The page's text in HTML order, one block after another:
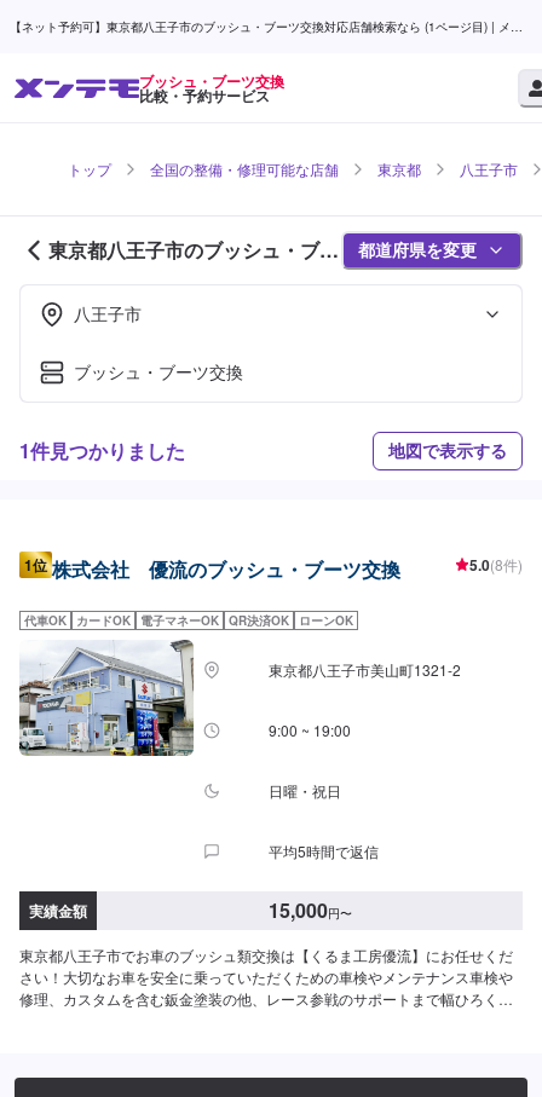
【ネット予約可】東京都八王子市のブッシュ・ブーツ交換対応店舗検索なら (1ページ目) | メン
ブッシュ・ブーツ交換
比較・予約サービス
トップ 全国の整備・修理可能な店舗 東京都 八王子市
東京都八王子市のブッシュ・ブー
ツ交換対応店舗紹介 (1ページ目)
都道府県を変更
八王子市
ブッシュ・ブーツ交換
1件見つかりました 地図で表示する
1位 株式会社 優流のブッシュ・ブーツ交換 5.0(8件)
代車OK カードOK 電子マネーOK QR決済OK ローンOK
東京都八王子市美山町1321-2
9:00 ~ 19:00
日曜・祝日
平均5時間で返信
実績金額 15,000円〜
東京都八王子市でお車のブッシュ類交換は【くるま工房優流】にお任せくだ
さい！大切なお車を安全に乗っていただくための車検やメンテナンス車検や
修理、カスタムを含む鈑金塗装の他、レース参戦のサポートまで幅ひろくお